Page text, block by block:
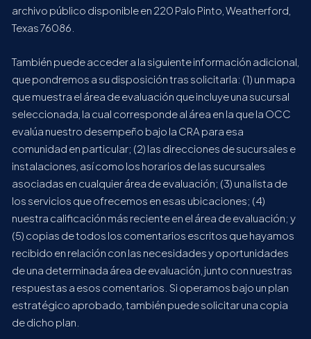
archivo público disponible en 220 Palo Pinto, Weatherford,
Texas 76086.
También puede acceder a la siguiente información adicional,
que pondremos a su disposición tras solicitarla: (1) un mapa
que muestra el área de evaluación que incluye una sucursal
seleccionada, la cual corresponde al área en la que la OCC
evalúa nuestro desempeño bajo la CRA para esa
comunidad en particular; (2) las direcciones de sucursales e
instalaciones, así como los horarios de las sucursales
asociadas en cualquier área de evaluación; (3) una lista de
los servicios que ofrecemos en esas ubicaciones; (4)
nuestra calificación más reciente en el área de evaluación; y
(5) copias de todos los comentarios escritos que hayamos
recibido en relación con las necesidades y oportunidades
de una determinada área de evaluación, junto con nuestras
respuestas a esos comentarios. Si operamos bajo un plan
estratégico aprobado, también puede solicitar una copia
de dicho plan.